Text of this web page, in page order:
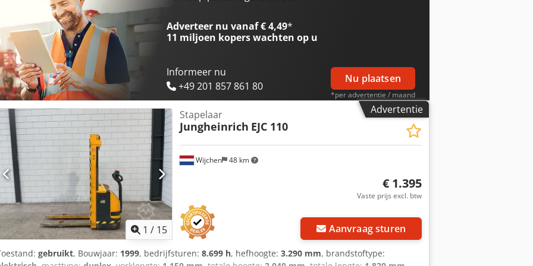
Vorkbreedte: 560mm - Mast: Duplex - Aandrijving: Elektrisch - Batterij/accu informatie: - └ Bouwjaar
batterij: 2016 - └ Capaciteit: 200Ah - └ Accu spanning: 24V - Transportafmetingen: 1750mm x 800mm x
1950mm (l x b x h) - Transportgewicht [kg]: 816kg - Transportcolli [st.]: 1 Financiële informatie BTW: De
prijs is exclusief BTW BTW/marge: BTW verrekenbaar voor ondernemers Levering en inruil altijd
van alles in de industriële sectoren Koen van Lent
Adverteer nu vanaf € 4,49*
11 miljoen koperswachten op u
Informeer nu
+49 201 857 861 80
Nu plaatsen
*per advertentie / maand
Advertentie
1 / 15
Wijchen 48 km
Stapelaar
Jungheinrich EJC 110
€ 1.395
Vaste prijs excl. btw
Aanvraag sturen
gebruikt, Bouwjaar: 1999, bedrijfsturen: 8.699 h, hefhoogte: 3.290 mm, brandstoftype: